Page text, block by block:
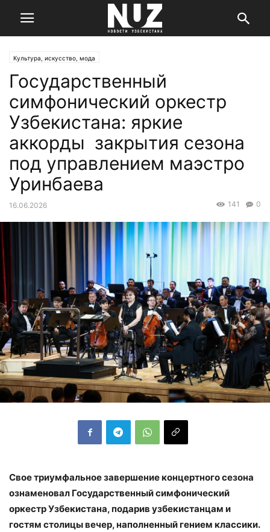
Культура, искусство, мода
Государственный
симфонический оркестр
Узбекистана: яркие
аккорды закрытия сезона
под управлением маэстро
Уринбаева
16.06.2026 0
141
Свое триумфальное завершение концертного сезона
ознаменовал Государственный симфонический
оркестр Узбекистана, подарив узбекистанцам и
гостям столицы вечер, наполненный гением классики.